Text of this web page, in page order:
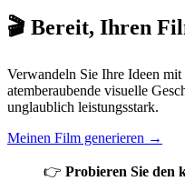
🎬 Bereit, Ihren
Verwandeln Sie Ihre Ideen mit
atemberaubende visuelle
unglaublich leistungsstark.
Meinen Film generieren →
👉 Probieren Sie den